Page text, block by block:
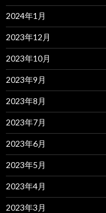
2024年1月
2023年12月
2023年10月
2023年9月
2023年8月
2023年7月
2023年6月
2023年5月
2023年4月
2023年3月